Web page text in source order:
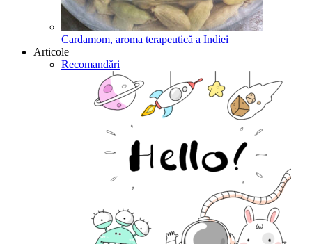
Cardamom, aroma terapeutică a Indiei
Articole
Recomandări